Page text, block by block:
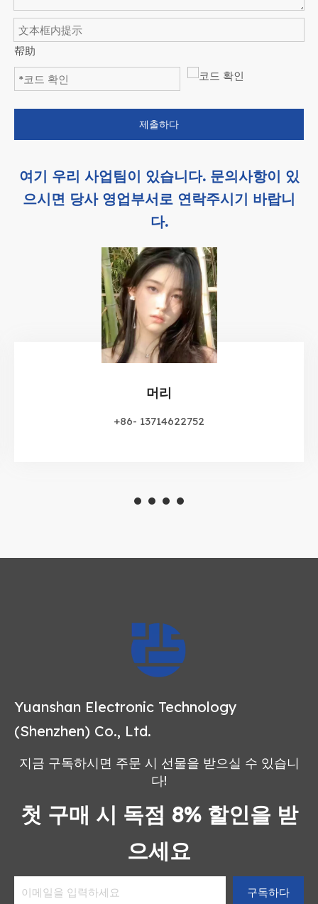
帮助
제출하다
여기 우리 사업팀이 있습니다. 문의사항이 있
으시면 당사 영업부서로 연락주시기 바랍니
다.
머리
+86- 13714622752
Yuanshan Electronic Technology
(Shenzhen) Co., Ltd.
지금 구독하시면 주문 시 선물을 받으실 수 있습니
다!
첫 구매 시 독점 8% 할인을 받
으세요
구독하다